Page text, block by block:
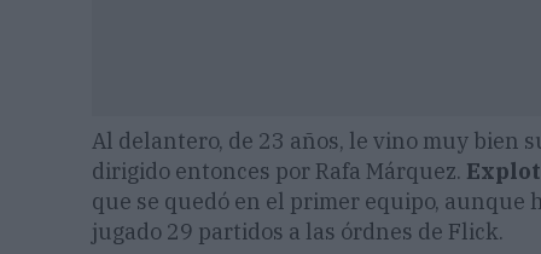
Al delantero, de 23 años, le vino muy bien
dirigido entonces por Rafa Márquez.
que se quedó en el primer equipo,
jugado 29 partidos a las órdnes de Flick.